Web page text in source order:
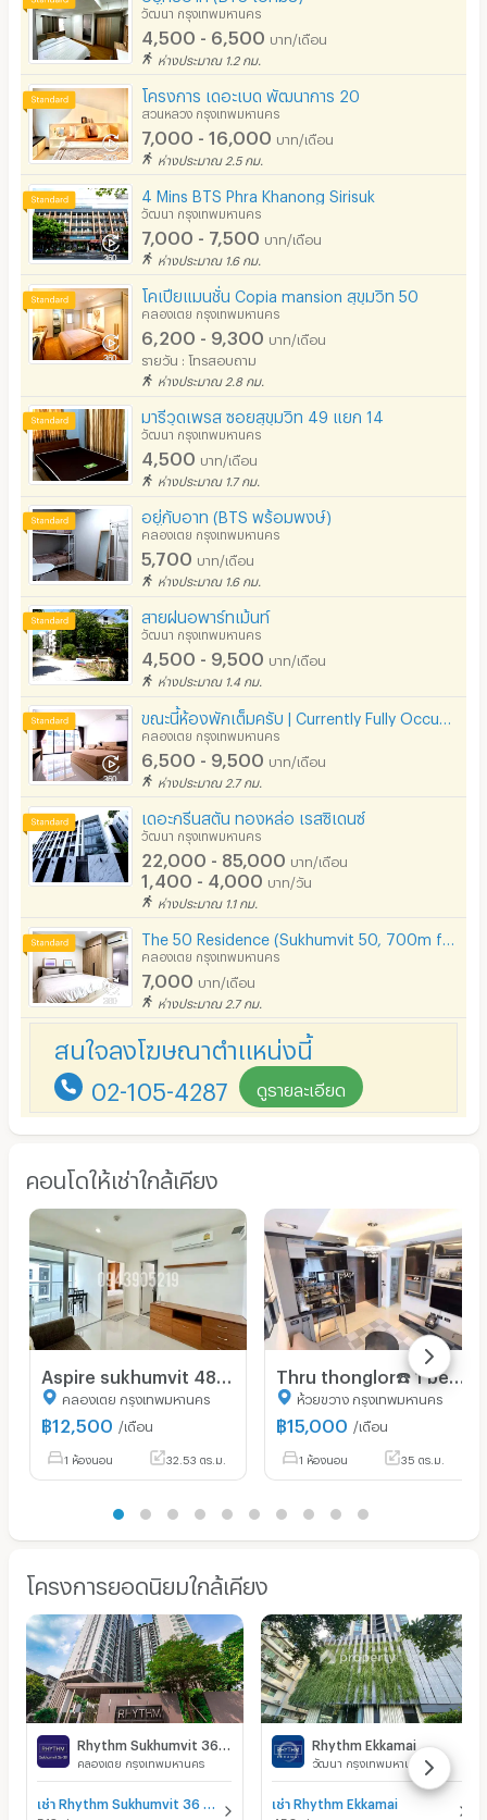
วัฒนา กรุงเทพมหานคร
4,500 - 6,500 บาท/เดือน
ห่างประมาณ 1.2 กม.
โครงการ เดอะเบด พัฒนาการ 20
สวนหลวง กรุงเทพมหานคร
7,000 - 16,000 บาท/เดือน
ห่างประมาณ 2.5 กม.
4 Mins BTS Phra Khanong Sirisuk
วัฒนา กรุงเทพมหานคร
7,000 - 7,500 บาท/เดือน
ห่างประมาณ 1.6 กม.
โคเปียแมนชั่น Copia mansion สุขุมวิท 50
คลองเตย กรุงเทพมหานคร
6,200 - 9,300 บาท/เดือน
รายวัน : โทรสอบถาม
ห่างประมาณ 2.8 กม.
มารีวุดเพรส ซอยสุขุมวิท 49 แยก 14
วัฒนา กรุงเทพมหานคร
4,500 บาท/เดือน
ห่างประมาณ 1.7 กม.
อยู่กับอาท (BTS พร้อมพงษ์)
คลองเตย กรุงเทพมหานคร
5,700 บาท/เดือน
ห่างประมาณ 1.6 กม.
สายฝนอพาร์ทเม้นท์
วัฒนา กรุงเทพมหานคร
4,500 - 9,500 บาท/เดือน
ห่างประมาณ 1.4 กม.
คลองเตย กรุงเทพมหานคร
6,500 - 9,500 บาท/เดือน
ห่างประมาณ 2.7 กม.
เดอะกรีนสตัน ทองหล่อ เรสซิเดนซ์
วัฒนา กรุงเทพมหานคร
22,000 - 85,000 บาท/เดือน
1,400 - 4,000 บาท/วัน
ห่างประมาณ 1.1 กม.
คลองเตย กรุงเทพมหานคร
7,000 บาท/เดือน
ห่างประมาณ 2.7 กม.
สนใจลงโฆษณาตำแหน่งนี้
02-105-4287 ดูรายละเอียด
คอนโดให้เช่าใกล้เคียง
คลองเตย กรุงเทพมหานคร
฿12,500 /เดือน
1 ห้องนอน 32.53 ตร.ม.
ห้วยขวาง กรุงเทพมหานคร
฿15,000 /เดือน
1 ห้องนอน 35 ตร.ม.
โครงการยอดนิยมใกล้เคียง
คลองเตย กรุงเทพมหานคร
Rhythm Ekkamai
วัฒนา กรุงเทพมหานคร
เช่า Rhythm Ekkamai